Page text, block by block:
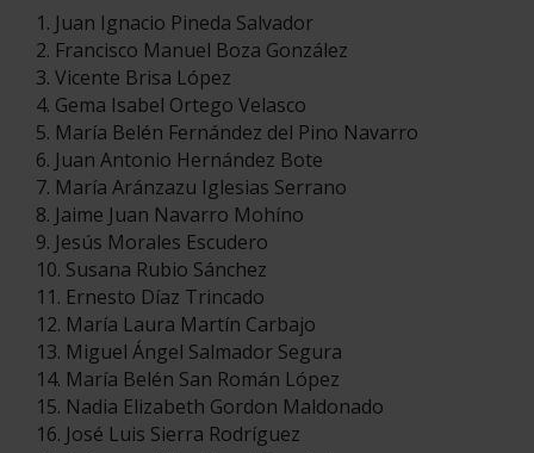
1. Juan Ignacio Pineda Salvador
2. Francisco Manuel Boza González
3. Vicente Brisa López
4. Gema Isabel Ortego Velasco
5. María Belén Fernández del Pino Navarro
6. Juan Antonio Hernández Bote
7. María Aránzazu Iglesias Serrano
8. Jaime Juan Navarro Mohíno
9. Jesús Morales Escudero
10. Susana Rubio Sánchez
11. Ernesto Díaz Trincado
12. María Laura Martín Carbajo
13. Miguel Ángel Salmador Segura
14. María Belén San Román López
15. Nadia Elizabeth Gordon Maldonado
16. José Luis Sierra Rodríguez